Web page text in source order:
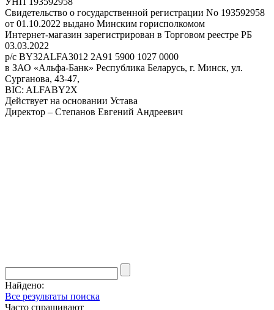
Свидетельство о государственной регистрации No 193592958
от 01.10.2022 выдано Минским горисполкомом
Интернет-магазин зарегистрирован в Торговом реестре РБ
03.03.2022
р/с BY32ALFA3012 2A91 5900 1027 0000
в ЗАО «Альфа-Банк» Республика Беларусь, г. Минск, ул.
Сурганова, 43-47,
BIC: ALFABY2X
Действует на основании Устава
Директор – Степанов Евгений Андреевич
Найдено:
Все результаты поиска
Часто спрашивают